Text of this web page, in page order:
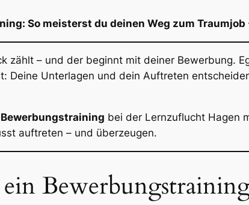
So meisterst du deinen Weg zum Traumjob
zählt – und der beginnt mit deiner Bewerbung.
Deine Unterlagen und dein Auftreten
bei der Lernzuflucht Hagen
auftreten – und überzeugen.